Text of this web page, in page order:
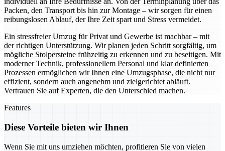
Packen, den Transport bis hin zur Montage – wir sorgen für einen
reibungslosen Ablauf, der Ihre Zeit spart und Stress vermeidet.
Ein stressfreier Umzug für Privat und Gewerbe ist machbar – mit
der richtigen Unterstützung. Wir planen jeden Schritt sorgfältig, um
mögliche Stolpersteine frühzeitig zu erkennen und zu beseitigen. Mit
moderner Technik, professionellem Personal und klar definierten
Prozessen ermöglichen wir Ihnen eine Umzugsphase, die nicht nur
effizient, sondern auch angenehm und zielgerichtet abläuft.
Vertrauen Sie auf Experten, die den Unterschied machen.
Features
Diese Vorteile bieten wir Ihnen
Wenn Sie mit uns umziehen möchten, profitieren Sie von vielen